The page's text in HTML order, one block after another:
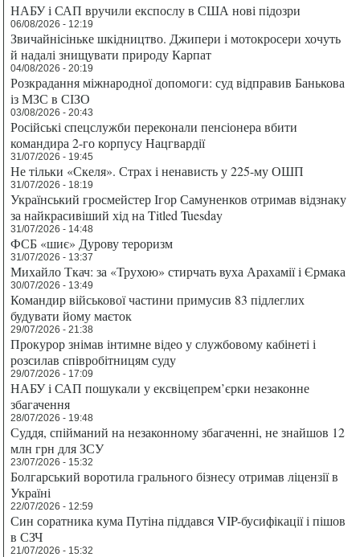
НАБУ і САП вручили експослу в США нові підозри
06/08/2026 - 12:19
Звичайнісіньке шкідництво. Джипери і мотокросери хочуть
й надалі знищувати природу Карпат
04/08/2026 - 20:19
Розкрадання міжнародної допомоги: суд відправив Банькова
із МЗС в СІЗО
03/08/2026 - 20:43
Російські спецслужби переконали пенсіонера вбити
командира 2-го корпусу Нацгвардії
31/07/2026 - 19:45
Не тільки «Скеля». Страх і ненависть у 225-му ОШП
31/07/2026 - 18:19
Український гросмейстер Ігор Самуненков отримав відзнаку
за найкрасивіший хід на Titled Tuesday
31/07/2026 - 14:48
ФСБ «шиє» Дурову тероризм
31/07/2026 - 13:37
Михайло Ткач: за «Трухою» стирчать вуха Арахамії і Єрмака
30/07/2026 - 13:49
Командир військової частини примусив 83 підлеглих
будувати йому маєток
29/07/2026 - 21:38
Прокурор знімав інтимне відео у службовому кабінеті і
розсилав співробітницям суду
29/07/2026 - 17:09
НАБУ і САП пошукали у ексвіцепрем’єрки незаконне
збагачення
28/07/2026 - 19:48
Суддя, спійманий на незаконному збагаченні, не знайшов 12
млн грн для ЗСУ
23/07/2026 - 15:32
Болгарський воротила грального бізнесу отримав ліцензії в
Україні
22/07/2026 - 12:59
Син соратника кума Путіна піддався VIP-бусифікації і пішов
в СЗЧ
21/07/2026 - 15:32